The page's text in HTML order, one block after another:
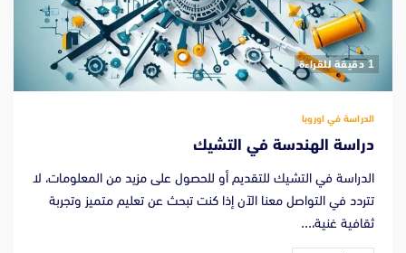
‫1 دقيقة للقراءة
الدراسة في اوروبا
دراسة الهندسة في التشيك
الدراسة في التشيك للتقديم أو للحصول على مزيد من المعلومات، لا
تتردد في التواصل معنا الآن إذا كنت تبحث عن تعليم متميز وتجربة
ثقافية غنية،...